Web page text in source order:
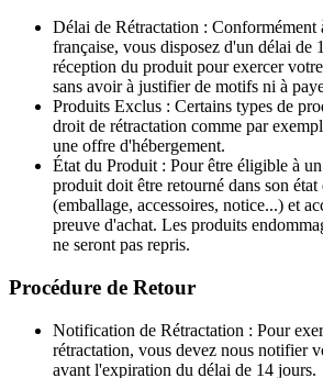
Délai de Rétractation : Conformément
française, vous disposez d'un délai de
réception du produit pour exercer
sans avoir à justifier de motifs ni à
Produits Exclus : Certains types de
droit de rétractation comme par
une offre d'hébergement.
État du Produit: Pour être éligible à
produit doit être retourné dans son
(emballage, accessoires, notice...) et
preuve d'achat. Les produits
ne seront pas repris.
Procédure de Retour
Notification de Rétractation : Pour
rétractation, vous devez nous notifier
avant l'expiration du délai de 14 jours.